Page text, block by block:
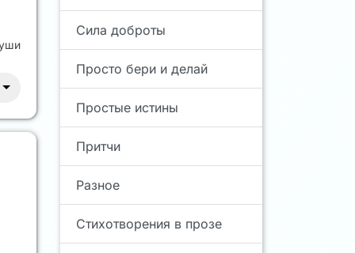
Сила доброты
Просто бери и делай
Простые истины
Притчи
Разное
Стихотворения в прозе